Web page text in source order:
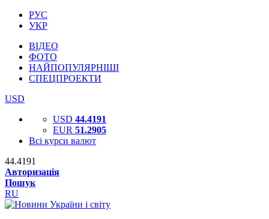
РУС
УКР
ВІДЕО
ФОТО
НАЙПОПУЛЯРНІШІ
СПЕЦПРОЕКТИ
USD
USD 44.4191
EUR 51.2905
Всі курси валют
44.4191
Авторизація
Пошук
RU